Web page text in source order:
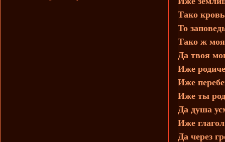
Тако
То
Тако ж
Да твоя
Иже
Иже
Иже ты
Да душа
Иже
Да через